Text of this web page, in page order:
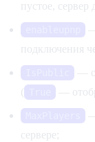
пустое, сервер
подключения
—
(
—
сервере;